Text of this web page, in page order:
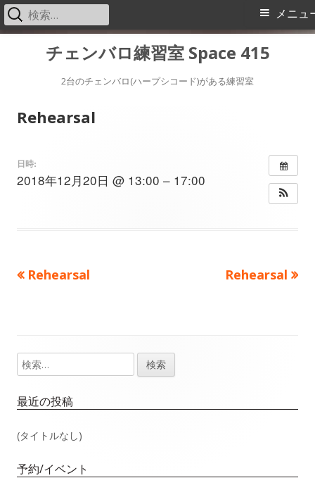
チェンバロ練習室 Space 415
2台のチェンバロ(ハープシコード)がある練習室
メ
メニュ
検
索:
Rehearsal
日時:
2018年12月20日 @ 13:00 – 17:00
投
ビ
ゲ
ー
シ
前
Rehearsal
次
Rehearsal
メ
イ
ン
検
索:
最近の投稿
(タイトルなし)
予約/イベント